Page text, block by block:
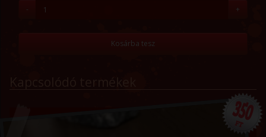
-
+
Kosárba tesz
350
FT